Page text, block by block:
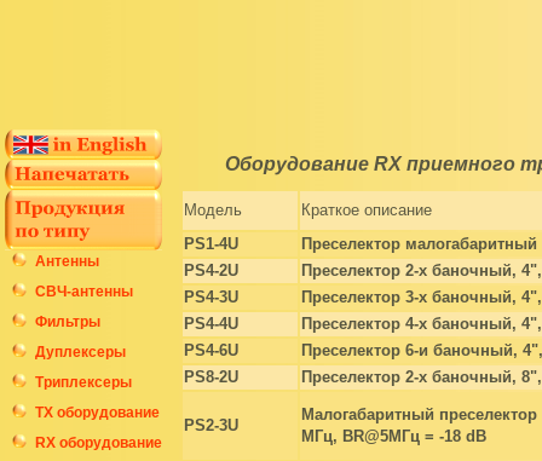
Антенны
СВЧ-антенны
Фильтры
Дуплексеры
Триплексеры
ТХ оборудование
RX оборудование
Оборудование RX приемного
Модель
Краткое описание
PS1-4U
Преселектор малогабаритный
PS4-2U
Преселектор 2-х баночный,
PS4-3U
Преселектор 3-х баночный,
PS4-4U
Преселектор 4-х баночный,
PS4-6U
Преселектор 6-и баночный,
PS8-2U
Преселектор 2-х баночный,
PS2-3U
Малогабаритный
МГц, BR@5МГц = -18 dB